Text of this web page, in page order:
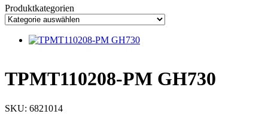
Produktkategorien
TPMT110208-PM GH730
SKU: 6821014